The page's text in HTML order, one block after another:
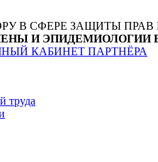
В СФЕРЕ ЗАЩИТЫ
И ЭПИДЕМИОЛОГИИ
КАБИНЕТ ПАРТНЁРА
труда